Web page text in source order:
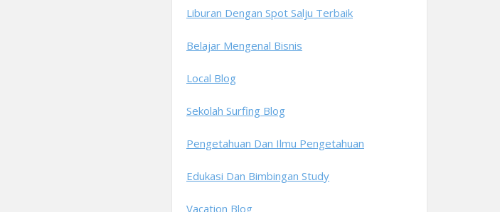
Liburan Dengan Spot Salju Terbaik
Belajar Mengenal Bisnis
Local Blog
Sekolah Surfing Blog
Pengetahuan Dan Ilmu Pengetahuan
Edukasi Dan Bimbingan Study
Vacation Blog